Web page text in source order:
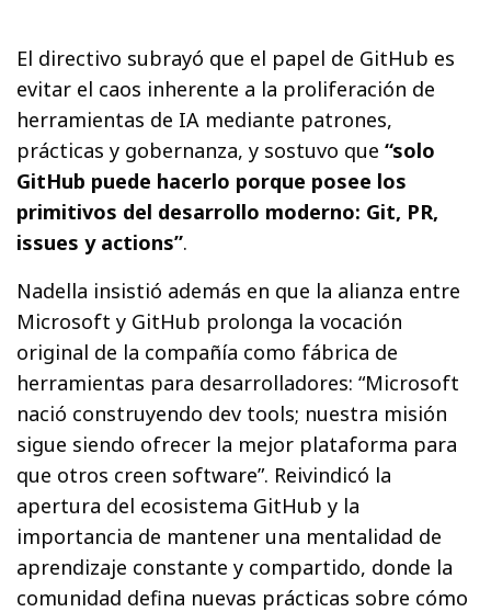
El directivo subrayó que el papel de GitHub es
evitar el caos inherente a la proliferación de
herramientas de IA mediante patrones,
prácticas y gobernanza, y sostuvo que“solo
GitHub puede hacerlo porque posee los
primitivos del desarrollo moderno: Git, PR,
issues y actions”.
Nadella insistió además en que la alianza entre
Microsoft y GitHub prolonga la vocación
original de la compañía como fábrica de
herramientas para desarrolladores: “Microsoft
nació construyendo dev tools; nuestra misión
sigue siendo ofrecer la mejor plataforma para
que otros creen software”. Reivindicó la
apertura del ecosistema GitHub y la
importancia de mantener una mentalidad de
aprendizaje constante y compartido, donde la
comunidad defina nuevas prácticas sobre cómo